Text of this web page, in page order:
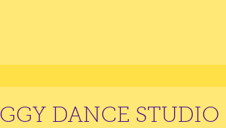
DANCE STUDIO